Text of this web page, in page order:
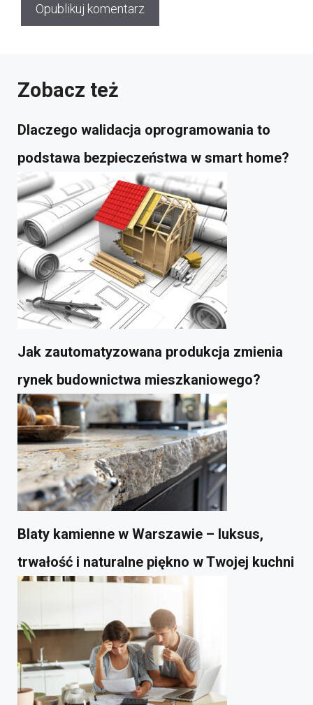
Zobacz też
Dlaczego walidacja oprogramowania to
podstawa bezpieczeństwa w smart home?
Jak zautomatyzowana produkcja zmienia
rynek budownictwa mieszkaniowego?
Blaty kamienne w Warszawie – luksus,
trwałość i naturalne piękno w Twojej kuchni